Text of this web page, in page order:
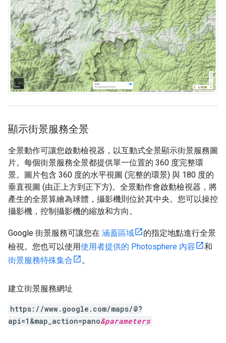
顯示街景服務全景
全景動作可讓您啟動檢視器，以互動式全景顯示街景服務圖
片。每個街景服務全景都提供單一位置的 360 度完整環
景。圖片包含 360 度的水平視圖 (完整的環景) 與 180 度的
垂直視圖 (由正上方到正下方)。全景動作會啟動檢視器，將
產生的全景算繪為球體，攝影機則位於其中央。您可以操控
攝影機，控制攝影機的縮放和方向。
Google 街景服務可讓您在 涵蓋區域
的指定地點進行全景
檢視。您也可以使用使用者提供的 Photosphere 內容
和
街景服務特殊集合
。
建立街景服務網址
https://www.google.com/maps/@?
api=1&map_action=pano&parameters